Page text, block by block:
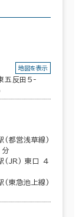
五反田5-
地図を表示
(都営浅草線)
(JR) 東口 4
(東急池上線)